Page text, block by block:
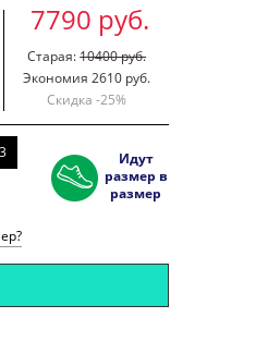
7790 руб.
Старая:10400 руб.
Экономия 2610 руб.
Скидка -25%
Идут
размер в
размер